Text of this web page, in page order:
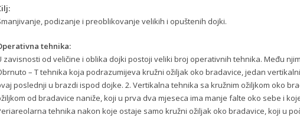
podizanje i preoblikovanje velikih i opuštenih dojki.
tehnika:
zavisnosti od veličine i oblika dojki postoji veliki broj operativnih tehnika. Među
– T tehnika koja podrazumijeva kružni ožiljak oko bradavice, jedan
poslednji u brazdi ispod dojke. 2. Vertikalna tehnika sa kružnim ožiljkom oko
od bradavice naniže, koji u prva dva mjeseca ima manje falte oko sebe i
tehnika nakon koje ostaje samo kružni ožiljak oko bradavice, koji u